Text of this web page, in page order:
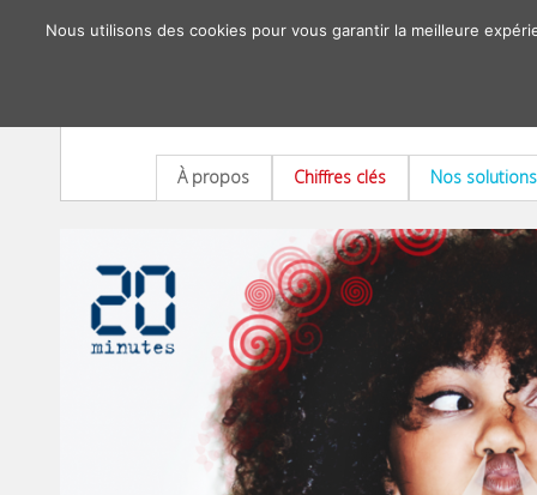
À propos Chiffres clés Nos solutions
Nous utilisons des cookies pour vous garantir la meilleure